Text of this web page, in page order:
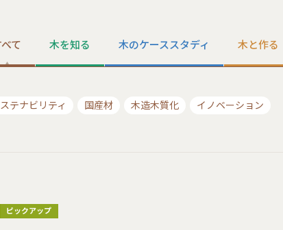
て 木を知る 木のケーススタディ 木と作る
テナビリティ 国産材 木造木質化 イノベーション
ピックアップ